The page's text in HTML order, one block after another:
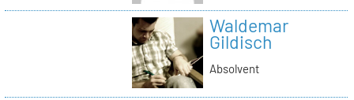
Waldemar
Gildisch
Absolvent